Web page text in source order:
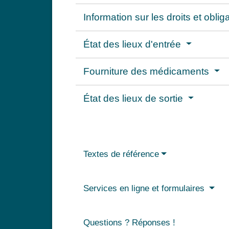
Information sur les droits et
État des lieux d'entrée
Fourniture des médicaments
État des lieux de sortie
Textes de référence
Services en ligne et formulaires
Questions ? Réponses !